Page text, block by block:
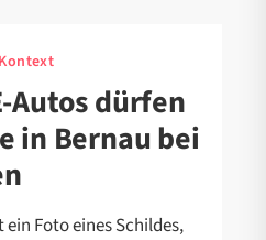
Autos dürfen
in Bernau bei
Foto eines Schildes,